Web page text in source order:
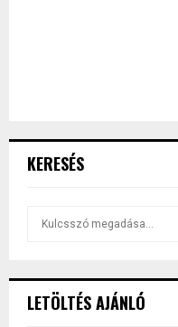
KERESÉS
h
LETÖLTÉS AJÁNLÓ